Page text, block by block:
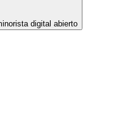
digital abierto